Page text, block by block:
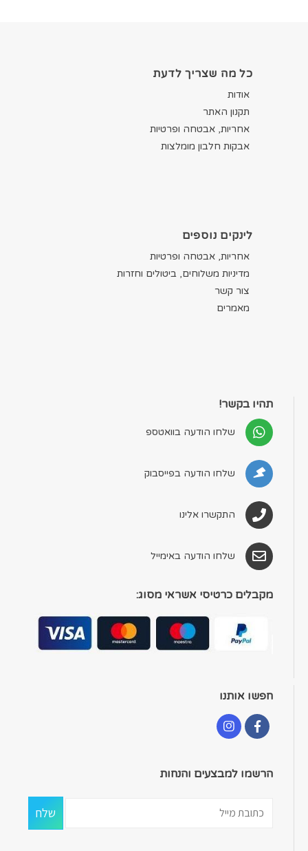
כל מה שצריך לדעת
אודות
תקנון האתר
אחריות, אבטחה ופרטיות
אבקות חלבון מומלצות
לינקים נוספים
אחריות, אבטחה ופרטיות
מדיניות משלוחים, ביטולים וחזרות
צור קשר
מאמרים
תהיו בקשר!
שלחו הודעה בוואטספ
שלחו הודעה בפייסבוק
התקשרו אלינו
שלחו הודעה באימייל
מקבלים כרטיסי אשראי מסוג:
חפשו אותנו
הרשמו למבצעים והנחות